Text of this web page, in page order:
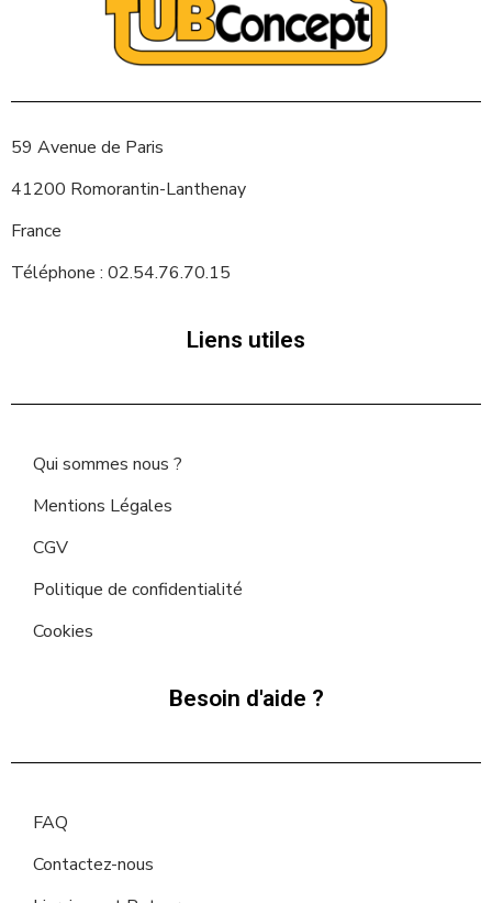
59 Avenue de Paris
41200 Romorantin-Lanthenay
France
Téléphone : 02.54.76.70.15
Liens utiles
Qui sommes nous ?
Mentions Légales
CGV
Politique de confidentialité
Cookies
Besoin d'aide ?
FAQ
Contactez-nous